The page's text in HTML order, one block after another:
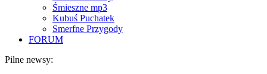
Śmieszne mp3
Kubuś Puchatek
Smerfne Przygody
FORUM
Pilne newsy: